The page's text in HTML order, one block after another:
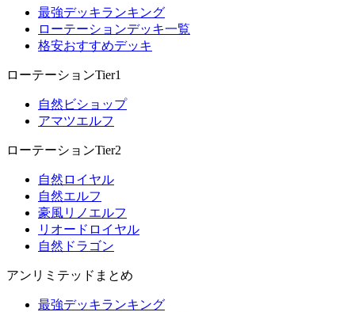
最強デッキランキング
ローテーションデッキ一覧
格安おすすめデッキ
ローテーションTier1
自然ビショップ
アマツエルフ
ローテーションTier2
自然ロイヤル
自然エルフ
豪風リノエルフ
リオードロイヤル
自然ドラゴン
アンリミテッドまとめ
最強デッキランキング